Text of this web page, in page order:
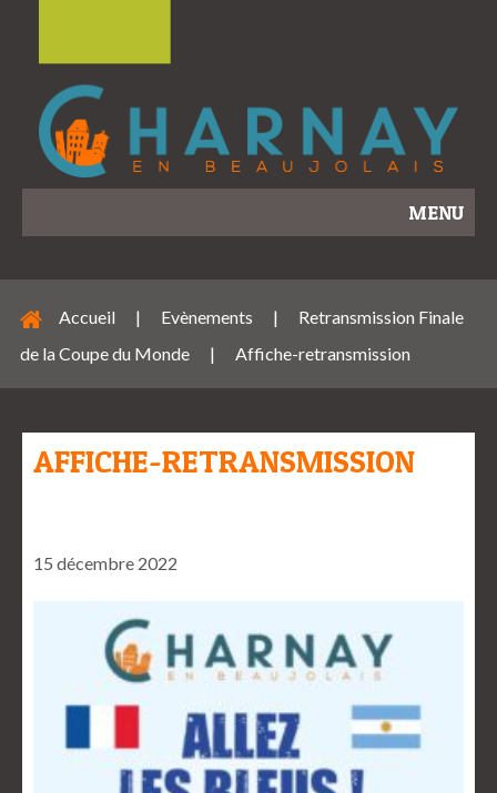
MENU
Accueil | Evènements |
Retransmission Finale
de la Coupe du Monde
| Affiche-retransmission
AFFICHE-RETRANSMISSION
15 décembre 2022